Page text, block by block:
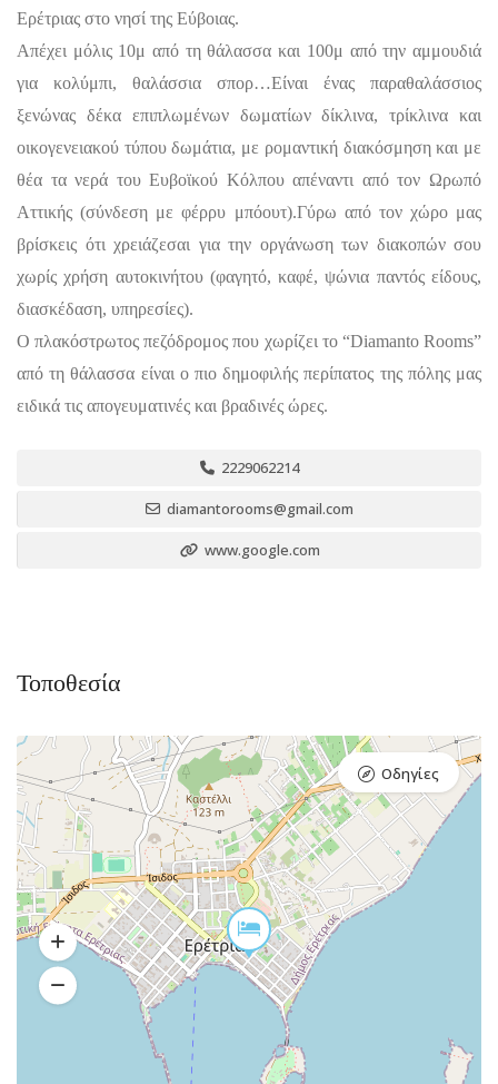
Ερέτριας στο νησί της Εύβοιας.
Απέχει μόλις 10μ από τη θάλασσα και 100μ από την αμμουδιά
για κολύμπι, θαλάσσια σπορ…Είναι ένας παραθαλάσσιος
ξενώνας δέκα επιπλωμένων δωματίων δίκλινα, τρίκλινα και
οικογενειακού τύπου δωμάτια, με ρομαντική διακόσμηση και με
θέα τα νερά του Ευβοϊκού Κόλπου απέναντι από τον Ωρωπό
Αττικής (σύνδεση με φέρρυ μπόουτ).Γύρω από τον χώρο μας
βρίσκεις ότι χρειάζεσαι για την οργάνωση των διακοπών σου
χωρίς χρήση αυτοκινήτου (φαγητό, καφέ, ψώνια παντός είδους,
διασκέδαση, υπηρεσίες).
Ο πλακόστρωτος πεζόδρομος που χωρίζει το “Diamanto Rooms”
από τη θάλασσα είναι ο πιο δημοφιλής περίπατος της πόλης μας
ειδικά τις απογευματινές και βραδινές ώρες.
2229062214
diamantorooms@gmail.com
www.google.com
Τοποθεσία
Οδηγίες